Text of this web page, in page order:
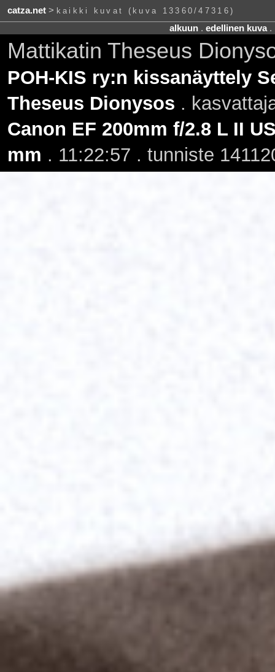
catza.net> kaikki kuvat (kuva 13360/47316)
alkuun. edellinen kuva.
Mattikatin Theseus
POH-KIS ry:n kissanäyttely
Theseus Dionysos .
Canon EF 200mm f/2.8 L II
mm . 11:22:57 . tunniste